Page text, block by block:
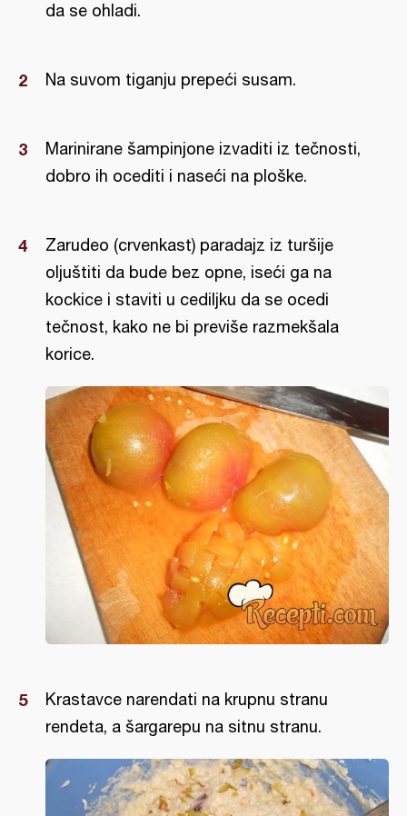
da se ohladi.
Na suvom tiganju prepeći susam.
Marinirane šampinjone izvaditi iz tečnosti,
dobro ih ocediti i naseći na ploške.
Zarudeo (crvenkast) paradajz iz turšije
oljuštiti da bude bez opne, iseći ga na
kockice i staviti u cediljku da se ocedi
tečnost, kako ne bi previše razmekšala
korice.
Krastavce narendati na krupnu stranu
rendeta, a šargarepu na sitnu stranu.